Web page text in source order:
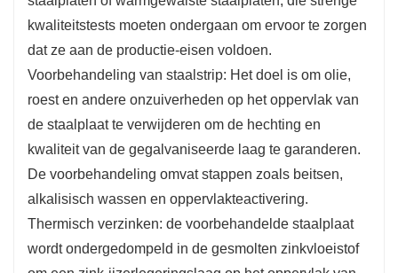
kwaliteitstests moeten ondergaan om ervoor te zorgen
dat ze aan de productie-eisen voldoen.
Voorbehandeling van staalstrip: Het doel is om olie,
roest en andere onzuiverheden op het oppervlak van
de staalplaat te verwijderen om de hechting en
kwaliteit van de gegalvaniseerde laag te garanderen.
De voorbehandeling omvat stappen zoals beitsen,
alkalisisch wassen en oppervlakteactivering.
Thermisch verzinken: de voorbehandelde staalplaat
wordt ondergedompeld in de gesmolten zinkvloeistof